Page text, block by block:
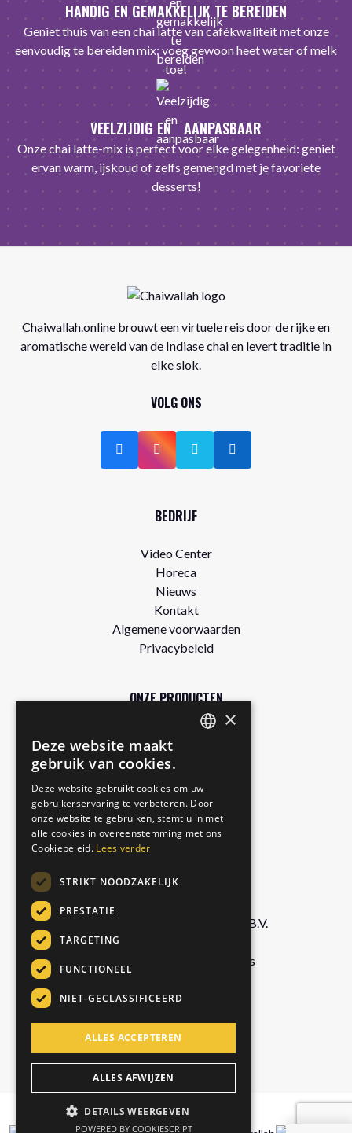
HANDIG EN GEMAKKELIJK TE BEREIDEN
Geniet thuis van een chai latte van cafékwaliteit met onze
eenvoudig te bereiden mix: voeg gewoon heet water of melk
toe!
VEELZIJDIG EN AANPASBAAR
Onze chai latte-mix is ​​perfect voor elke gelegenheid: geniet
ervan warm, ijskoud of zelfs gemengd met je favoriete
desserts!
Chaiwallah.online brouwt een virtuele reis door de rijke en
aromatische wereld van de Indiase chai en levert traditie in
elke slok.
VOLG ONS
BEDRIJF
Video Center
Horeca
Nieuws
Kontakt
Algemene voorwaarden
Privacybeleid
ONZE PRODUCTEN
Gratis proefpakket
Authentic
Matcha Latte
Royal Chai
Foodservice Marketing Foods B.V.
8035 PC Zwolle, Netherlands
info@chaiwallah.online
+31 529 42 69 60
© Copyright Chai Wallah 2026
GERMAN
ITALIAN
×
Deze website maakt
gebruik van cookies.
Deze website gebruikt cookies om uw
gebruikerservaring te verbeteren. Door
onze website te gebruiken, stemt u in met
alle cookies in overeenstemming met ons
Cookiebeleid. Lees verder
STRIKT NOODZAKELIJK
PRESTATIE
TARGETING
FUNCTIONEEL
NIET-GECLASSIFICEERD
ALLES ACCEPTEREN
ALLES AFWIJZEN
DETAILS WEERGEVEN
POWERED BY COOKIESCRIPT